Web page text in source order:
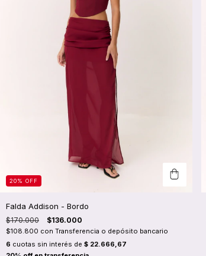
20% OFF
Falda Addison - Bordo
$170.000 $136.000
$108.800 con Transferencia o depósito bancario
6 cuotas sin interés de $ 22.666,67